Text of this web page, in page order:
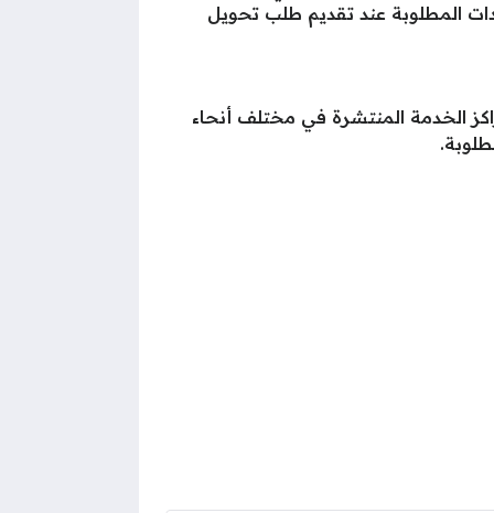
المطلوبة عند تقديم طلب تحويل
الخدمة المنتشرة في مختلف أنحاء